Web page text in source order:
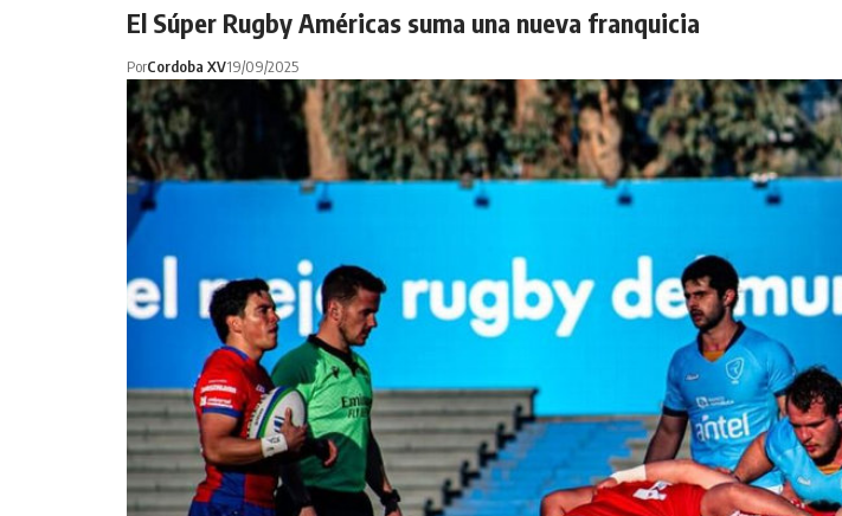
El Súper Rugby Américas suma una nueva franquicia
PorCordoba XV19/09/2025